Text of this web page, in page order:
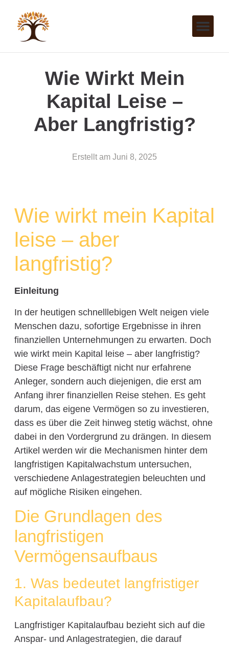
Wie Wirkt Mein
Kapital Leise –
Aber Langfristig?
Erstellt am Juni 8, 2025
Wie wirkt mein Kapital
leise – aber
langfristig?
Einleitung
In der heutigen schnelllebigen Welt neigen viele
Menschen dazu, sofortige Ergebnisse in ihren
finanziellen Unternehmungen zu erwarten. Doch
wie wirkt mein Kapital leise – aber langfristig?
Diese Frage beschäftigt nicht nur erfahrene
Anleger, sondern auch diejenigen, die erst am
Anfang ihrer finanziellen Reise stehen. Es geht
darum, das eigene Vermögen so zu investieren,
dass es über die Zeit hinweg stetig wächst, ohne
dabei in den Vordergrund zu drängen. In diesem
Artikel werden wir die Mechanismen hinter dem
langfristigen Kapitalwachstum untersuchen,
verschiedene Anlagestrategien beleuchten und
auf mögliche Risiken eingehen.
Die Grundlagen des
langfristigen
Vermögensaufbaus
1. Was bedeutet langfristiger
Kapitalaufbau?
Langfristiger Kapitalaufbau bezieht sich auf die
Anspar- und Anlagestrategien, die darauf